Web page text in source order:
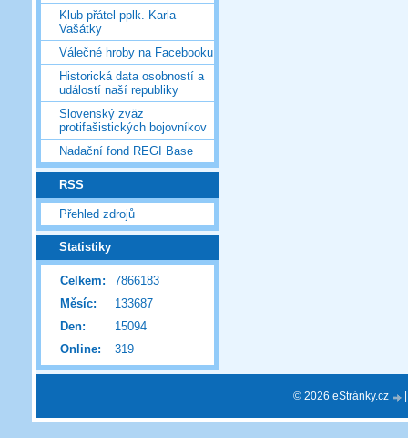
Klub přátel pplk. Karla
Vašátky
Válečné hroby na Facebooku
Historická data osobností a
událostí naší republiky
Slovenský zväz
protifašistických bojovníkov
Nadační fond REGI Base
RSS
Přehled zdrojů
Statistiky
Online: 319
Celkem:
7866183
Měsíc:
133687
Den:
15094
© 2026 eStránky.cz